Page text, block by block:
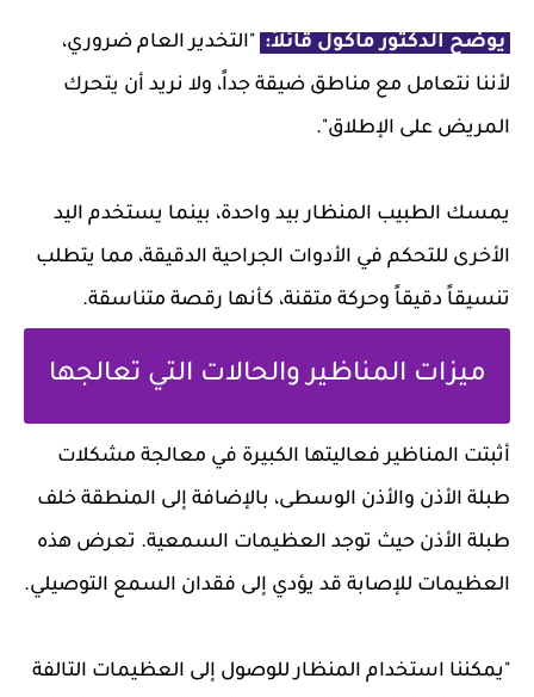
يوضح الدكتور ماكول قائلاً: "التخدير العام ضروري،
لأننا نتعامل مع مناطق ضيقة جداً، ولا نريد أن يتحرك
المريض على الإطلاق".
يمسك الطبيب المنظار بيد واحدة، بينما يستخدم اليد
الأخرى للتحكم في الأدوات الجراحية الدقيقة، مما يتطلب
تنسيقاً دقيقاً وحركة متقنة، كأنها رقصة متناسقة.
ميزات المناظير والحالات التي تعالجها
أثبتت المناظير فعاليتها الكبيرة في معالجة مشكلات
طبلة الأذن والأذن الوسطى، بالإضافة إلى المنطقة خلف
طبلة الأذن حيث توجد العظيمات السمعية. تعرض هذه
العظيمات للإصابة قد يؤدي إلى فقدان السمع التوصيلي.
"يمكننا استخدام المنظار للوصول إلى العظيمات التالفة